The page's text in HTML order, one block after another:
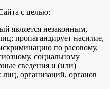
с целью:
является незаконным,
пропагандирует насилие,
по расовому,
социальному
сведения и (или)
лиц, организаций, органов